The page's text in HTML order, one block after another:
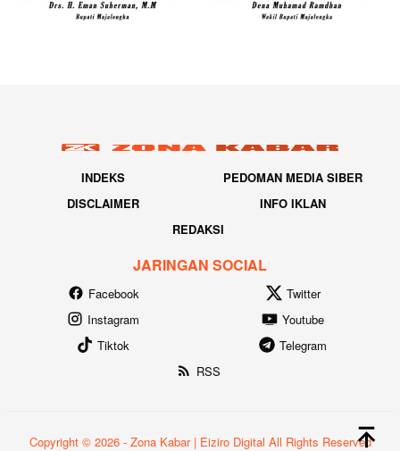
INDEKS
PEDOMAN MEDIA SIBER
DISCLAIMER
INFO IKLAN
REDAKSI
JARINGAN SOCIAL
Facebook
Twitter
Instagram
Youtube
Tiktok
Telegram
RSS
Copyright © 2026 - Zona Kabar | Eiziro Digital All Rights Reserved